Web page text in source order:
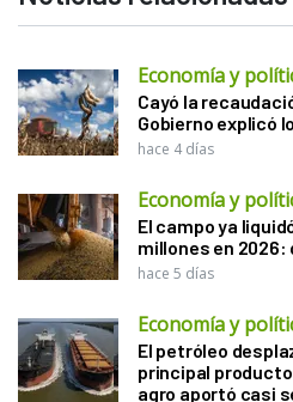
Economía y
Cayó la
Gobierno explicó
hace 4 días
Economía y
El campo ya
millones en 2026:
hace 5 días
Economía y
El petróleo
principal
agro aportó casi